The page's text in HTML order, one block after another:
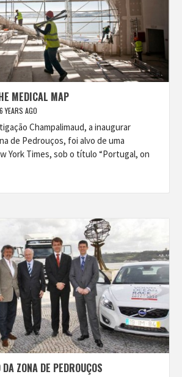
MEDICAL MAP
YEARS AGO
Champalimaud, a inaugurar
de Pedrouços, foi alvo de uma
York Times, sob o título “Portugal, on
ZONA DE PEDROUÇOS